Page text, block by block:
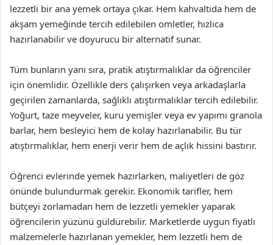
lezzetli bir ana yemek ortaya çıkar. Hem kahvaltıda hem de
akşam yemeğinde tercih edilebilen omletler, hızlıca
hazırlanabilir ve doyurucu bir alternatif sunar.
Tüm bunların yanı sıra, pratik atıştırmalıklar da öğrenciler
için önemlidir. Özellikle ders çalışırken veya arkadaşlarla
geçirilen zamanlarda, sağlıklı atıştırmalıklar tercih edilebilir.
Yoğurt, taze meyveler, kuru yemişler veya ev yapımı granola
barlar, hem besleyici hem de kolay hazırlanabilir. Bu tür
atıştırmalıklar, hem enerji verir hem de açlık hissini bastırır.
Öğrenci evlerinde yemek hazırlarken, maliyetleri de göz
önünde bulundurmak gerekir. Ekonomik tarifler, hem
bütçeyi zorlamadan hem de lezzetli yemekler yaparak
öğrencilerin yüzünü güldürebilir. Marketlerde uygun fiyatlı
malzemelerle hazırlanan yemekler, hem lezzetli hem de